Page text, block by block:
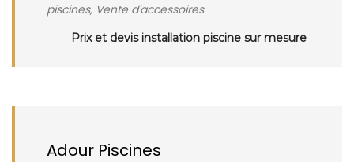
piscines, Vente d'accessoires
Prix et devis installation piscine sur mesure
Adour Piscines